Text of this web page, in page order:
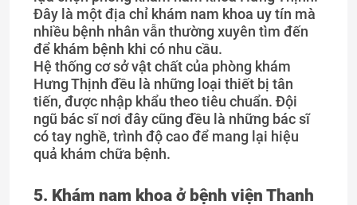
Đây là một địa chỉ khám nam khoa uy tín mà
nhiều bệnh nhân vẫn thường xuyên tìm đến
để khám bệnh khi có nhu cầu.
Hệ thống cơ sở vật chất của phòng khám
Hưng Thịnh đều là những loại thiết bị tân
tiến, được nhập khẩu theo tiêu chuẩn. Đội
ngũ bác sĩ nơi đây cũng đều là những bác sĩ
có tay nghề, trình độ cao để mang lại hiệu
quả khám chữa bệnh.
5. Khám nam khoa ở bệnh viện Thanh